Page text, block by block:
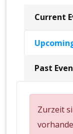
Current
Past
Zurzeit